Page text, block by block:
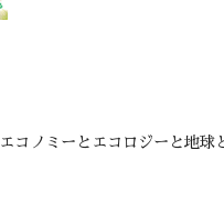
エコノミーとエコロジーと地球